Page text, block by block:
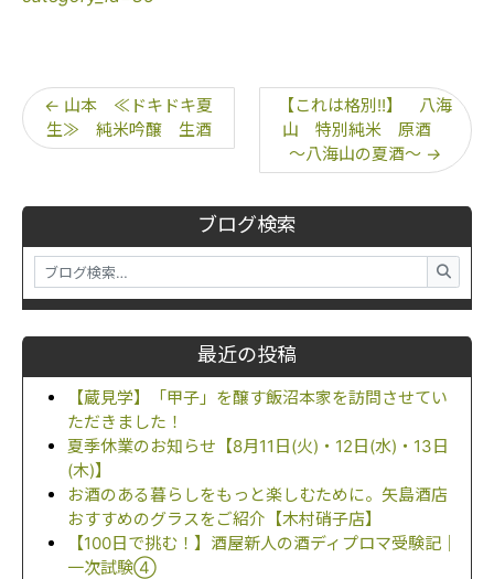
ブログ検索
最近の投稿
【蔵見学】「甲子」を醸す飯沼本家を訪問させてい
ただきました！
夏季休業のお知らせ【8月11日(火)・12日(水)・13日
(木)】
お酒のある暮らしをもっと楽しむために。矢島酒店
おすすめのグラスをご紹介【木村硝子店】
【100日で挑む！】酒屋新人の酒ディプロマ受験記｜
一次試験④
← 山本 ≪ドキドキ夏
生≫ 純米吟醸 生酒
【これは格別!!】 八海
山 特別純米 原酒
～八海山の夏酒～ →